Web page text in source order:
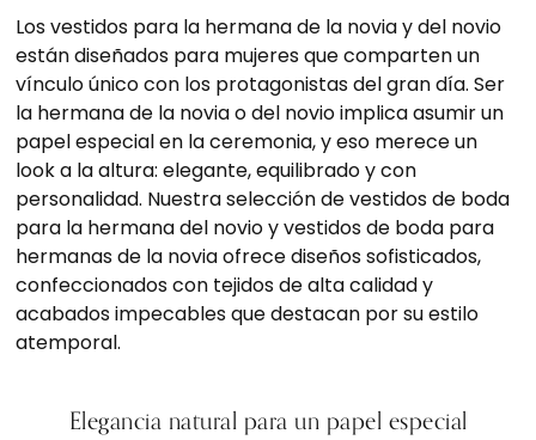
Los vestidos para la hermana de la novia y del novio
están diseñados para mujeres que comparten un
vínculo único con los protagonistas del gran día. Ser
la hermana de la novia o del novio implica asumir un
papel especial en la ceremonia, y eso merece un
look a la altura: elegante, equilibrado y con
personalidad. Nuestra selección de vestidos de boda
para la hermana del novio y vestidos de boda para
hermanas de la novia ofrece diseños sofisticados,
confeccionados con tejidos de alta calidad y
acabados impecables que destacan por su estilo
atemporal.
Elegancia natural para un papel especial